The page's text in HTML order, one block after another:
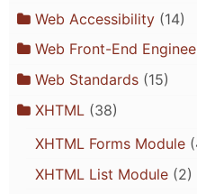
Web Accessibility(14)
Web Front-End
Web Standards(15)
XHTML (38)
XHTML Forms Module
XHTML List Module(2)